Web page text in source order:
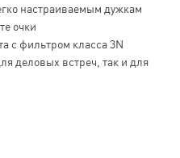
настраиваемым дужкам
очки
с фильтром класса 3N
деловых встреч, так и для